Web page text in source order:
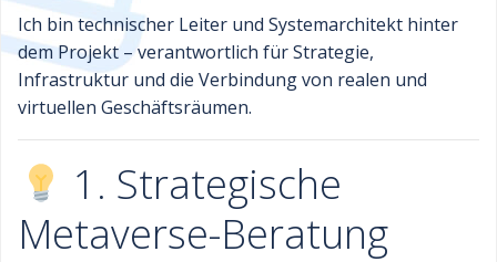
Ich bin technischer Leiter und Systemarchitekt hinter
dem Projekt – verantwortlich für Strategie,
Infrastruktur und die Verbindung von realen und
virtuellen Geschäftsräumen.
1. Strategische
Metaverse-Beratung